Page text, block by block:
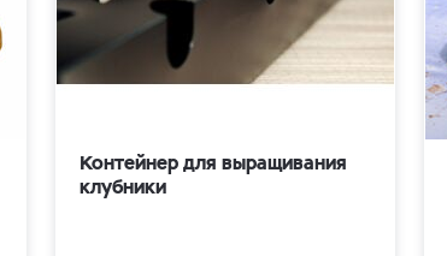
Контейнер для выращивания
клубники